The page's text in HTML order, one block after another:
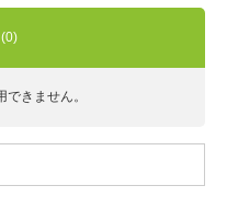
できません。